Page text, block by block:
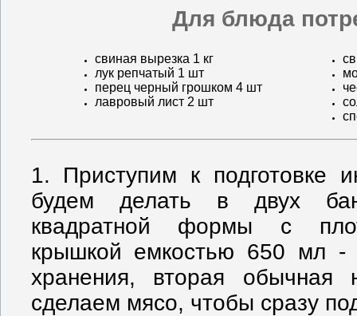
Для блюда
свиная вырезка 1 кг
лук репчатый 1 шт
перец черный грошком 4 шт
лавровый лист 2 шт
1. Приступим к подготовке
будем делать в двух
квадратной формы с
крышкой емкостью 650 мл -
хранения, вторая
сделаем мясо, чтобы сразу